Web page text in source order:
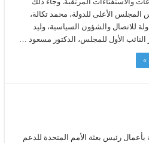
المجلس الأعلى للدولة، محمد تكالة،
للاتصال والشؤون السياسية، وليد
النائب الأول للمجلس، الدكتور مسعود …
»
بأعمال رئيس بعثة الأمم المتحدة للدعم